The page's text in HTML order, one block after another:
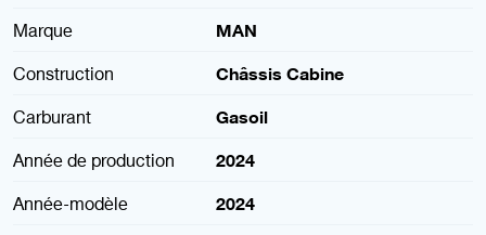
Marque
MAN
Construction
Châssis Cabine
Carburant
Gasoil
Année de production
2024
Année-modèle
2024